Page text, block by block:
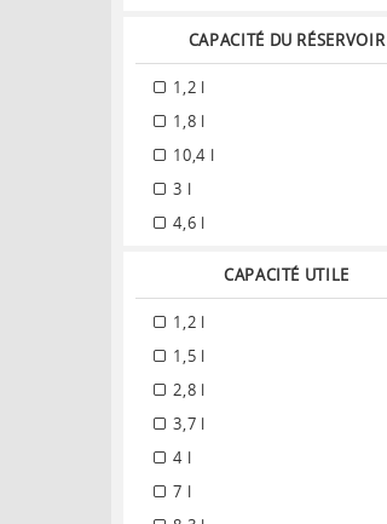
CAPACITÉ DU RÉSERVOIR
1,2 l
1,8 l
10,4 l
3 l
4,6 l
CAPACITÉ UTILE
1,2 l
1,5 l
2,8 l
3,7 l
4 l
7 l